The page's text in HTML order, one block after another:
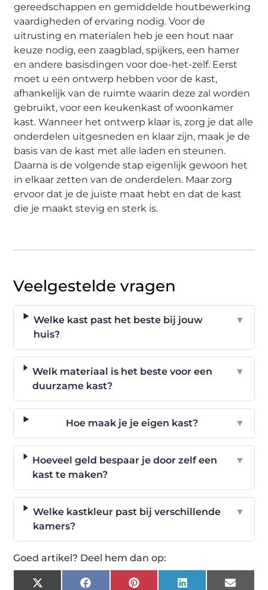
gereedschappen en gemiddelde houtbewerking
vaardigheden of ervaring nodig. Voor de
uitrusting en materialen heb je een hout naar
keuze nodig, een zaagblad, spijkers, een hamer
en andere basisdingen voor doe-het-zelf. Eerst
moet u een ontwerp hebben voor de kast,
afhankelijk van de ruimte waarin deze zal worden
gebruikt, voor een keukenkast of woonkamer
kast. Wanneer het ontwerp klaar is, zorg je dat alle
onderdelen uitgesneden en klaar zijn, maak je de
basis van de kast met alle laden en steunen.
Daarna is de volgende stap eigenlijk gewoon het
in elkaar zetten van de onderdelen. Maar zorg
ervoor dat je de juiste maat hebt en dat de kast
die je maakt stevig en sterk is.
Veelgestelde vragen
Welke kast past het beste bij jouw
huis?
▼
Welk materiaal is het beste voor een
duurzame kast?
▼
Hoe maak je je eigen kast? ▼
Hoeveel geld bespaar je door zelf een
kast te maken?
▼
Welke kastkleur past bij verschillende
kamers?
▼
Goed artikel? Deel hem dan op:
X FacebookPinterestLinkedIn Email